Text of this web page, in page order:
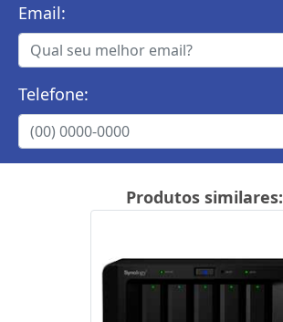
Email:
Telefone:
Produtos similares: